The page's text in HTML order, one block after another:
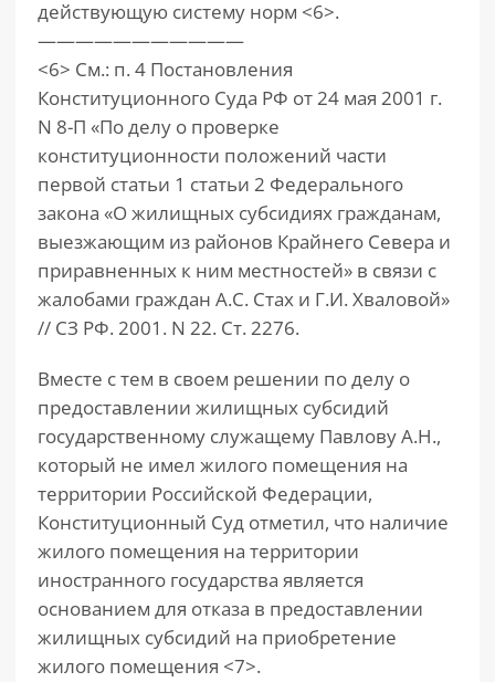
действующую систему норм <6>.
———————————
<6> См.: п. 4 Постановления
Конституционного Суда РФ от 24 мая 2001 г.
N 8-П «По делу о проверке
конституционности положений части
первой статьи 1 статьи 2 Федерального
закона «О жилищных субсидиях гражданам,
выезжающим из районов Крайнего Севера и
приравненных к ним местностей» в связи с
жалобами граждан А.С. Стах и Г.И. Хваловой»
// СЗ РФ. 2001. N 22. Ст. 2276.
Вместе с тем в своем решении по делу о
предоставлении жилищных субсидий
государственному служащему Павлову А.Н.,
который не имел жилого помещения на
территории Российской Федерации,
Конституционный Суд отметил, что наличие
жилого помещения на территории
иностранного государства является
основанием для отказа в предоставлении
жилищных субсидий на приобретение
жилого помещения <7>.